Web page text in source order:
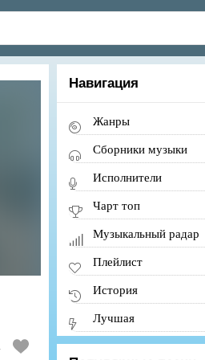
Навигация
Жанры
Сборники музыки
Исполнители
Чарт топ
Музыкальный радар
Плейлист
История
Лучшая